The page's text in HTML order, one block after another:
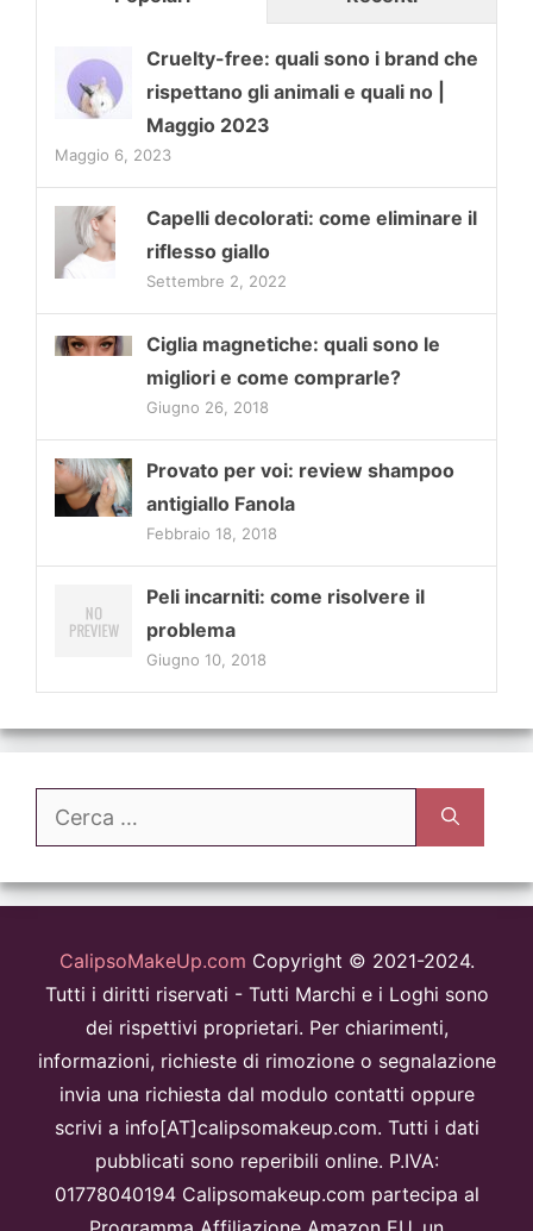
Cruelty-free: quali sono i brand che
rispettano gli animali e quali no |
Maggio 2023
Maggio 6, 2023
Capelli decolorati: come eliminare il
riflesso giallo
Settembre 2, 2022
Ciglia magnetiche: quali sono le
migliori e come comprarle?
Giugno 26, 2018
Provato per voi: review shampoo
antigiallo Fanola
Febbraio 18, 2018
Peli incarniti: come risolvere il
problema
Giugno 10, 2018
Ricerca
CalipsoMakeUp.com Copyright © 2021-2024.
Tutti i diritti riservati - Tutti Marchi e i Loghi sono
dei rispettivi proprietari. Per chiarimenti,
informazioni, richieste di rimozione o segnalazione
invia una richiesta dal modulo contatti oppure
scrivi a info[AT]calipsomakeup.com. Tutti i dati
pubblicati sono reperibili online. P.IVA:
01778040194 Calipsomakeup.com partecipa al